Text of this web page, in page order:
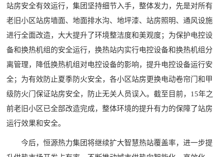
站房安全有效运行，集团坚持细节入手，整体发力，先是对所有
老旧小区站房墙面、地面排水沟、地坪漆、站房照明、通风设施
进行全面改造，大大提升了环境整洁度和美观度；为保护电控设
备和换热机组的安全运行，换热站内实行电控设备和换热机组分
离管理，降低换热机组对电控设备的影响，提升电控设备运行安
全；为有效防止夏季防火安全，各小区站房更换电动卷帘门和甲
级防火门保证站房安全，防止无关人员误入。截至目前，15年之
前老旧小区已全部改造完成，整体环境的提升有力的保障了站房
运行效果和安全。
今后，恒源热力集团将继续扩大智慧热站覆盖率，进一步提